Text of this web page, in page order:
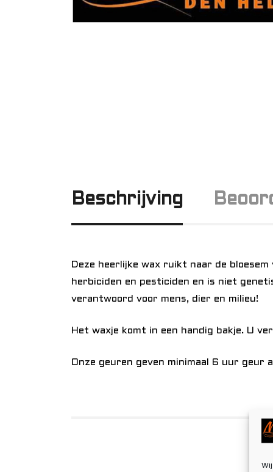
Beschrijving
Deze heerlijke wax ruikt naar de
herbiciden en pesticiden en is niet
verantwoord voor mens, dier en milieu!
Het waxje komt in een handig bakje. U
Onze geuren geven minimaal 6 uur geur